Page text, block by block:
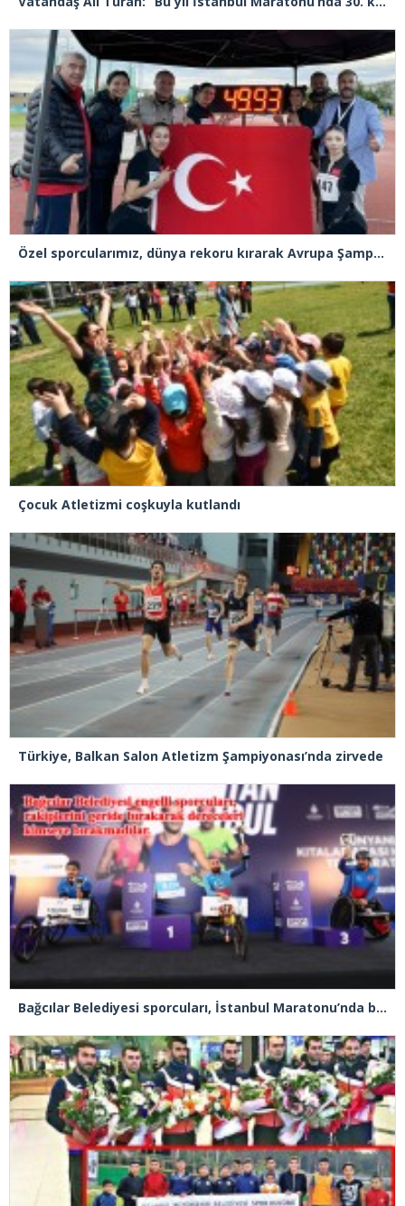
Özel sporcularımız, dünya rekoru kırarak Avrupa Şampiyonu oldu
Çocuk Atletizmi coşkuyla kutlandı
Türkiye, Balkan Salon Atletizm Şampiyonası’nda zirvede
Bağcılar Belediyesi sporcuları, İstanbul Maratonu’nda bütün kupaları topladı